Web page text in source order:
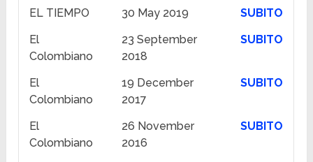
EL TIEMPO 30 May 2019
SUBITO
El
Colombiano
23 September
2018
SUBITO
El
Colombiano
19 December
2017
SUBITO
El
Colombiano
26 November
2016
SUBITO